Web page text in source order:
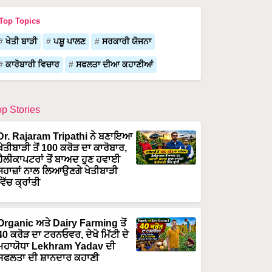
Topics
ਖੇਤੀ ਬਾੜੀ ਪਸ਼ੂ ਪਾਲਣ ਸਰਕਾਰੀ ਯੋਜਨਾ
ਕਾਰੋਬਾਰੀ ਵਿਚਾਰ ਸਫਲਤਾ ਦੀਆ ਕਹਾਣੀਆਂ
Stories
Rajaram Tripathi ਨੇ ਬਣਾਇਆ
ਤੋਂ 100 ਕਰੋੜ ਦਾ ਕਾਰੋਬਾਰ,
ਤੋਂ ਬਾਅਦ ਹੁਣ ਹਵਾਈ
ਨਾਲ ਲਿਆਉਣਗੇ ਖੇਤੀਬਾੜੀ
ਕ੍ਰਾਂਤੀ
ਅਤੇ Dairy Farming ਤੋਂ
ਕਰੋੜ ਦਾ ਟਰਨਓਵਰ, ਦੇਖੋ ਮਿੱਟੀ ਦੇ
Lekhram Yadav ਦੀ
ਦੀ ਸ਼ਾਨਦਾਰ ਕਹਾਣੀ